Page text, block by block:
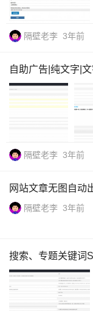
隔壁老李 3年前
自助广告|纯文字|
隔壁老李 3年前
网站文章无图自动
隔壁老李 3年前
搜索、专题关键词